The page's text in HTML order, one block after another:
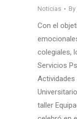
Noticias By
Con el
colegiales,
Servicios
Actividades
taller